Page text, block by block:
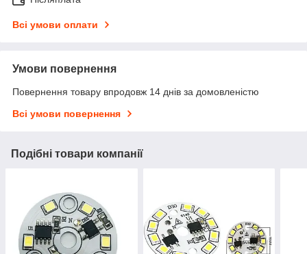
Всі умови оплати
Умови повернення
Повернення товару впродовж 14 днів за домовленістю
Всі умови повернення
Подібні товари компанії